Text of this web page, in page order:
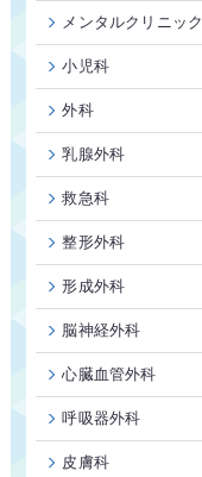
メンタルクリニック
小児科
外科
乳腺外科
救急科
整形外科
形成外科
脳神経外科
心臓血管外科
呼吸器外科
皮膚科